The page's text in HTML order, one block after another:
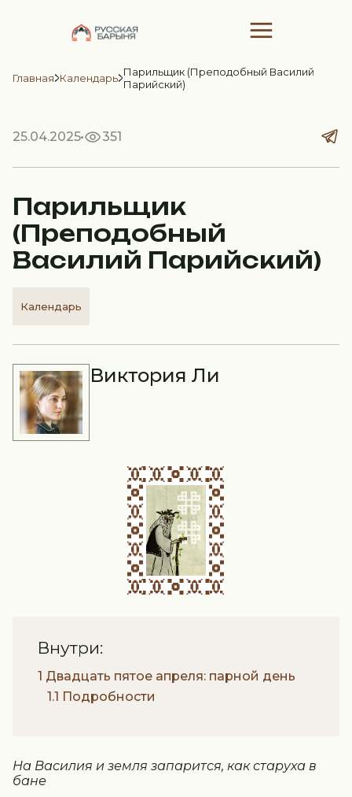
Главная Календарь Парильщик (Преподобный Василий
Парийский)
25.04.2025 351
Парильщик
(Преподобный
Василий Парийский)
Календарь
Виктория Ли
Внутри:
1 Двадцать пятое апреля: парной день
1.1 Подробности
На Василия и земля запарится, как старуха в
бане